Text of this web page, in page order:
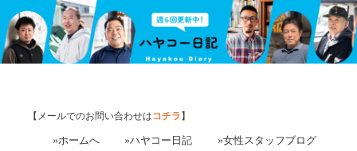
【メールでのお問い合わせはコチラ】
»ホームへ »ハヤコー日記
»女性スタッフブログ